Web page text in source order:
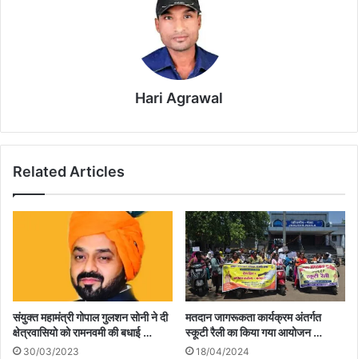
Hari Agrawal
Related Articles
संयुक्त महामंत्री गोपाल गुलशन सोनी ने दी
क्षेत्रवासियो को रामनवमी की बधाई …
30/03/2023
मतदान जागरूकता कार्यक्रम अंतर्गत
स्कूटी रैली का किया गया आयोजन …
18/04/2024